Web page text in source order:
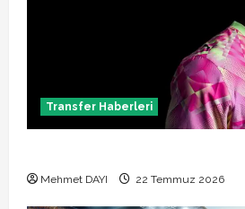
Transfer Haberleri
Mehmet DAYI 22 Temmuz 2026